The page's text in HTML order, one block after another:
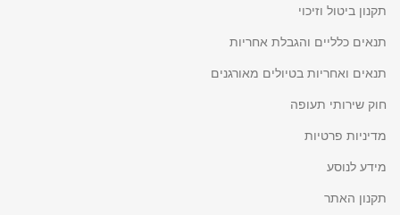
תקנון ביטול וזיכוי
תנאים כלליים והגבלת אחריות
תנאים ואחריות בטיולים מאורגנים
חוק שירותי תעופה
מדיניות פרטיות
מידע לנוסע
תקנון האתר